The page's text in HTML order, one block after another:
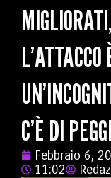
MIGLIORATI,
L’ATTACCO
C’È DI
Febbraio 6,
11:02